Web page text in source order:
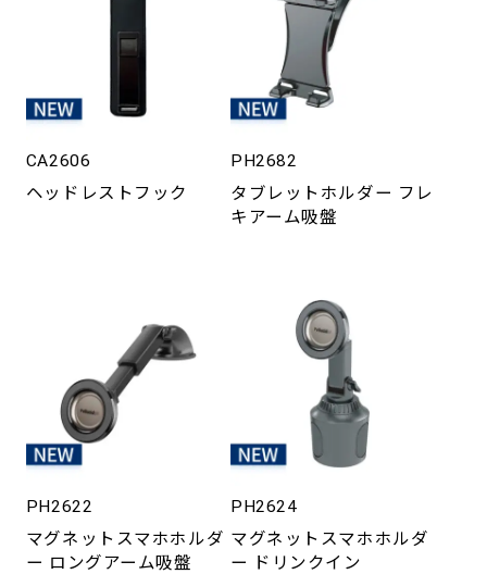
CA2606
ヘッドレストフック
PH2682
タブレットホルダー フレ
キアーム吸盤
PH2622
マグネットスマホホルダ
ー ロングアーム吸盤
PH2624
マグネットスマホホルダ
ー ドリンクイン